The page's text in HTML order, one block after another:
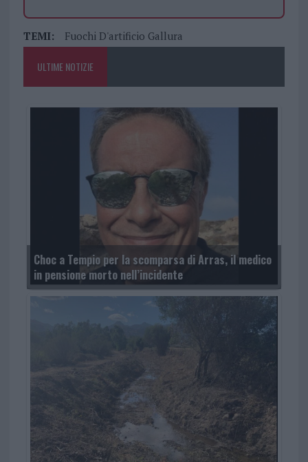
TEMI: Fuochi D'artificio Gallura
ULTIME NOTIZIE
Choc a Tempio per la scomparsa di Arras, il medico
in pensione morto nell’incidente